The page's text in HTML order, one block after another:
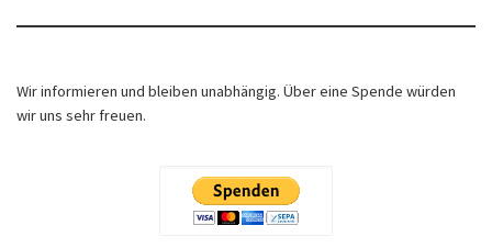
Wir informieren und bleiben unabhängig. Über eine Spende würden
wir uns sehr freuen.